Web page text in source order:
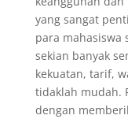
yang sangat
para mahasiswa
sekian banyak
kekuatan, tarif,
tidaklah mudah.
dengan